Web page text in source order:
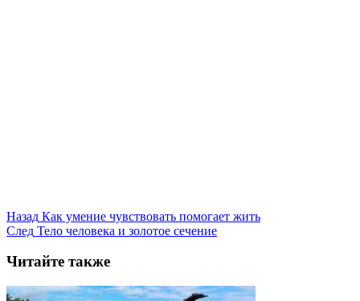
Назад Как умение чувствовать помогает жить
След Тело человека и золотое сечение
Читайте также